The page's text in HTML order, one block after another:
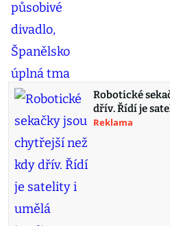
Robotické
dřív. Řídí je
Reklama